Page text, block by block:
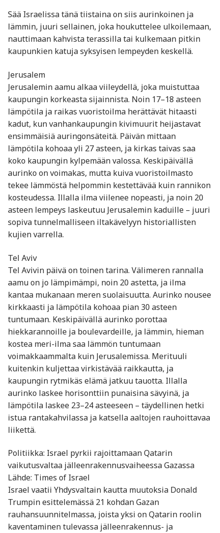
Sää Israelissa tänä tiistaina on siis aurinkoinen ja
lämmin, juuri sellainen, joka houkuttelee ulkoilemaan,
nauttimaan kahvista terassilla tai kulkemaan pitkin
kaupunkien katuja syksyisen lempeyden keskellä.
Jerusalem
Jerusalemin aamu alkaa viileydellä, joka muistuttaa
kaupungin korkeasta sijainnista. Noin 17–18 asteen
lämpötila ja raikas vuoristoilma herättävät hitaasti
kadut, kun vanhankaupungin kivimuurit heijastavat
ensimmäisiä auringonsäteitä. Päivän mittaan
lämpötila kohoaa yli 27 asteen, ja kirkas taivas saa
koko kaupungin kylpemään valossa. Keskipäivällä
aurinko on voimakas, mutta kuiva vuoristoilmasto
tekee lämmöstä helpommin kestettävää kuin rannikon
kosteudessa. Illalla ilma viilenee nopeasti, ja noin 20
asteen lempeys laskeutuu Jerusalemin kaduille – juuri
sopiva tunnelmalliseen iltakävelyyn historiallisten
kujien varrella.
Tel Aviv
Tel Avivin päivä on toinen tarina. Välimeren rannalla
aamu on jo lämpimämpi, noin 20 astetta, ja ilma
kantaa mukanaan meren suolaisuutta. Aurinko nousee
kirkkaasti ja lämpötila kohoaa pian 30 asteen
tuntumaan. Keskipäivällä aurinko porottaa
hiekkarannoille ja boulevardeille, ja lämmin, hieman
kostea meri-ilma saa lämmön tuntumaan
voimakkaammalta kuin Jerusalemissa. Merituuli
kuitenkin kuljettaa virkistävää raikkautta, ja
kaupungin rytmikäs elämä jatkuu tauotta. Illalla
aurinko laskee horisonttiin punaisina sävyinä, ja
lämpötila laskee 23–24 asteeseen – täydellinen hetki
istua rantakahvilassa ja katsella aaltojen rauhoittavaa
liikettä.
Politiikka: Israel pyrkii rajoittamaan Qatarin
vaikutusvaltaa jälleenrakennusvaiheessa Gazassa
Lähde: Times of Israel
Israel vaatii Yhdysvaltain kautta muutoksia Donald
Trumpin esittelemässä 21 kohdan Gazan
rauhansuunnitelmassa, joista yksi on Qatarin roolin
kaventaminen tulevassa jälleenrakennus- ja